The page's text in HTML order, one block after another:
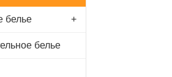
белье +
белье